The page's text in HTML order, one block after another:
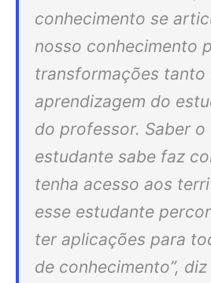
conhecimento se
nosso conhecimento
transformações tanto
aprendizagem do
do professor. Saber o
estudante sabe faz
tenha acesso aos
esse estudante
ter aplicações para
de conhecimento”, diz